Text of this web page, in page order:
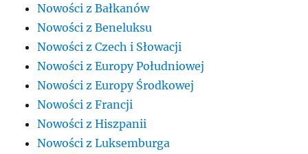
Nowości z Bałkanów
Nowości z Beneluksu
Nowości z Czech i Słowacji
Nowości z Europy Południowej
Nowości z Europy Środkowej
Nowości z Francji
Nowości z Hiszpanii
Nowości z Luksemburga